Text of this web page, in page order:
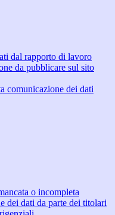
dal rapporto di lavoro
da pubblicare sul sito
comunicazione dei dati
o incompleta
dei dati da parte dei titolari